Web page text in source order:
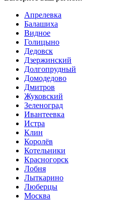
Апрелевка
Балашиха
Видное
Голицыно
Дедовск
Дзержинский
Долгопрудный
Домодедово
Дмитров
Жуковский
Зеленоград
Ивантеевка
Истра
Клин
Королёв
Котельники
Красногорск
Лобня
Лыткарино
Люберцы
Мoсква